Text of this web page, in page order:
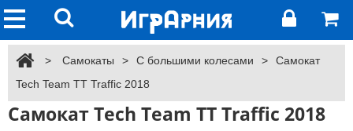
> Самокаты > С большими колесами >
Самокат
Tech Team TT Traffic 2018
Самокат Tech Team TT Traffic 2018